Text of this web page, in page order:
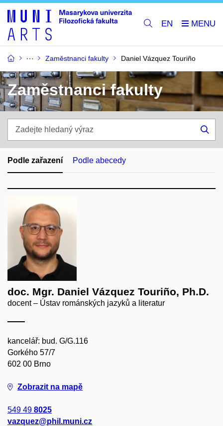
EN
Zaměstnanci fakulty Daniel Vázquez Touriño
Zaměstnanci fakulty
hledaný
výraz
Podle zařazení Podle abecedy
doc. Mgr. Daniel Vázquez Touriño, Ph.D.
docent – Ústav románských jazyků a literatur
kancelář: bud. G/G.116
Gorkého 57/7
602 00 Brno
Zobrazit na mapě
549 49 8025
vazquez@phil.muni.cz